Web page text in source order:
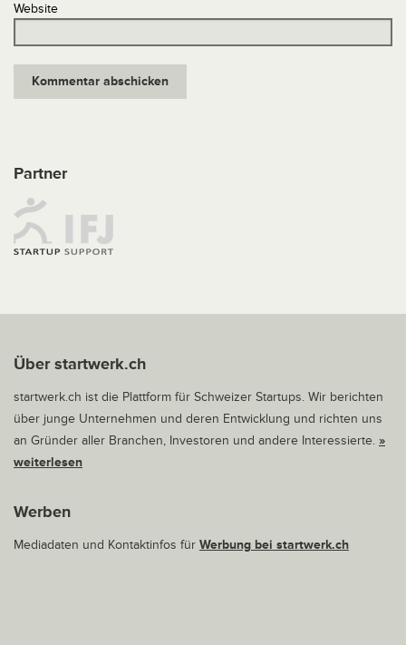
Website
Partner
Über startwerk.ch
startwerk.ch ist die Plattform für Schweizer Startups. Wir berichten
über junge Unternehmen und deren Entwicklung und richten uns
an Gründer aller Branchen, Investoren und andere Interessierte. »
weiterlesen
Werben
Mediadaten und Kontaktinfos für Werbung bei startwerk.ch